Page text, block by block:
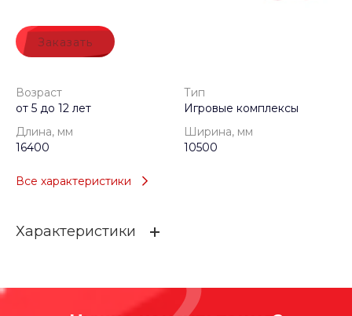
Заказать
Возраст
от 5 до 12 лет
Тип
Игровые комплексы
Длина, мм
16400
Ширина, мм
10500
Все характеристики
Характеристики
Игровые комплексы